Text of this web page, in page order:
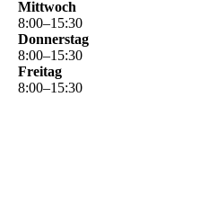
Mittwoch
8:00–15:30
Donnerstag
8:00–15:30
Freitag
8:00–15:30